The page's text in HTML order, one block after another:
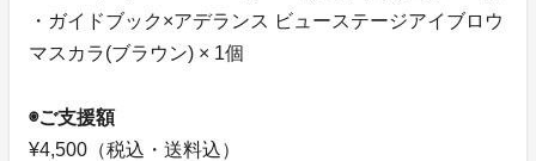
・ガイドブック×アデランス ビューステージアイブロウ
マスカラ(ブラウン) × 1個
◉ご支援額
¥4,500（税込・送料込）